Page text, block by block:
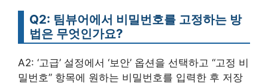
Q2: 팀뷰어에서 비밀번호를 고정하는 방
법은 무엇인가요?
A2: ‘고급’ 설정에서 ‘보안’ 옵션을 선택하고 “고정 비
밀번호” 항목에 원하는 비밀번호를 입력한 후 저장